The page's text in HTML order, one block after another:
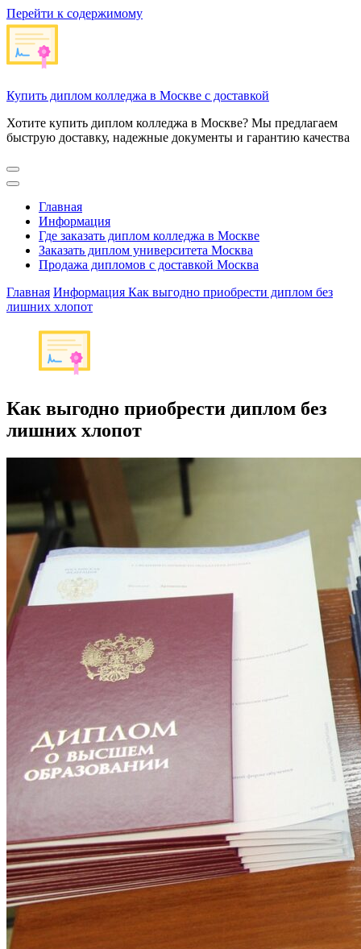
Перейти к содержимому
Купить диплом колледжа в Москве с доставкой
Хотите купить диплом колледжа в Москве? Мы предлагаем
быструю доставку, надежные документы и гарантию качества
Главная
Информация
Где заказать диплом колледжа в Москве
Заказать диплом университета Москва
Продажа дипломов с доставкой Москва
Главная Информация Как выгодно приобрести диплом без
лишних хлопот
Как выгодно приобрести диплом без
лишних хлопот